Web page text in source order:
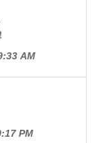
AM
PM